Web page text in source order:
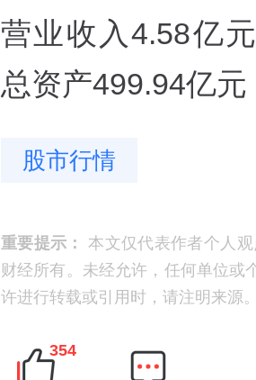
营业收入4.58亿
总资产499.94亿
股市行情
重要提示：
本文仅代表作者个人
财经所有。未经允许，任何单位或
许进行转载或引用时，请注明来源
354